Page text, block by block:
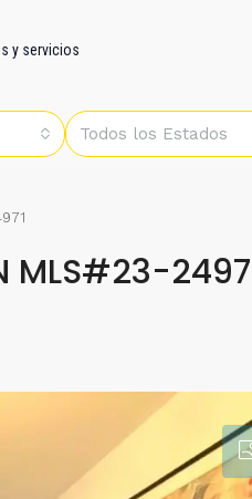
y servicios
Todos los Estados
MLS#23-